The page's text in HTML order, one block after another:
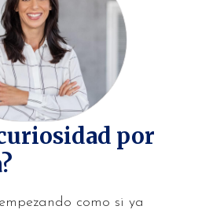
por
como si ya